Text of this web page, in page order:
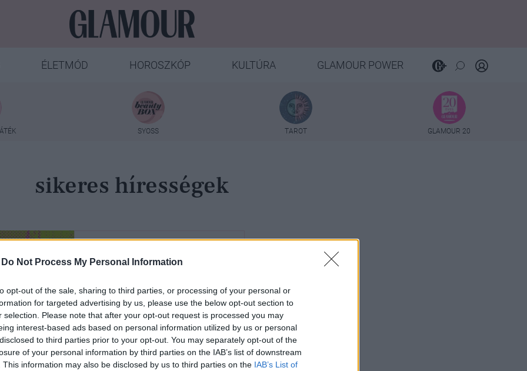
Do Not Process My Personal Information
opt-out of the sale, sharing to third parties, or processing of your personal or
for targeted advertising by us, please use the below opt-out section to
selection. Please note that after your opt-out request is processed you may
interest-based ads based on personal information utilized by us or personal
to third parties prior to your opt-out. You may separately opt-out of the
of your personal information by third parties on the IAB’s list of downstream
This information may also be disclosed by us to third parties on the IAB’s List of
ÉLETMÓD HOROSZKÓP KULTÚRA GLAMOUR POWER
SYOSS TAROT GLAMOUR 20
sikeres hírességek
Te örülnél, ha egy
híres szülő gyereke
elvenné a munkádat? -
A nepo-bébi jelenség
nyomában